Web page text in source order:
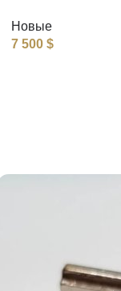
Новые
7 500 $